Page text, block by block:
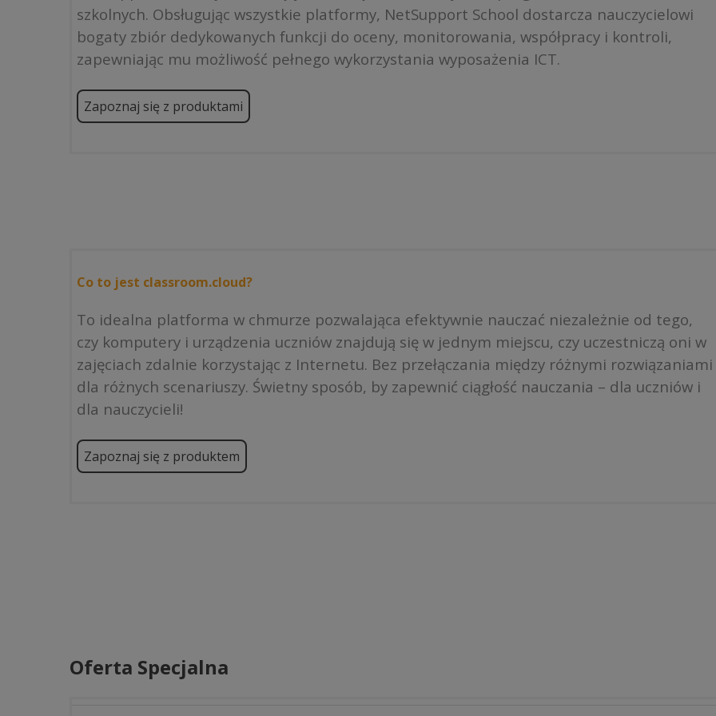
szkolnych. Obsługując wszystkie platformy, NetSupport School dostarcza nauczycielowi
bogaty zbiór dedykowanych funkcji do oceny, monitorowania, współpracy i kontroli,
zapewniając mu możliwość pełnego wykorzystania wyposażenia ICT.
Zapoznaj się z produktami
Co to jest classroom.cloud?
To idealna platforma w chmurze pozwalająca efektywnie nauczać niezależnie od tego,
czy komputery i urządzenia uczniów znajdują się w jednym miejscu, czy uczestniczą oni w
zajęciach zdalnie korzystając z Internetu. Bez przełączania między różnymi rozwiązaniami
dla różnych scenariuszy. Świetny sposób, by zapewnić ciągłość nauczania – dla uczniów i
dla nauczycieli!
Zapoznaj się z produktem
Oferta Specjalna